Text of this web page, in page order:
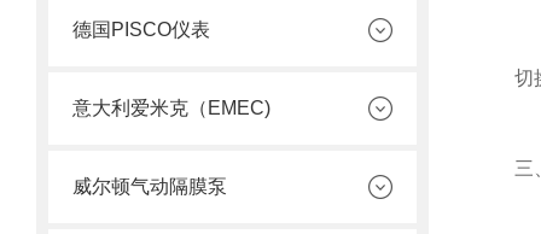
德国PISCO仪表
意大利爱米克（EMEC)
威尔顿气动隔膜泵
切换
三、